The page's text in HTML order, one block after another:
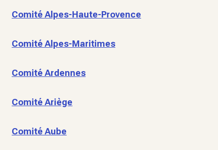
Comité Alpes-Haute-Provence
Comité Alpes-Maritimes
Comité Ardennes
Comité Ariège
Comité Aube